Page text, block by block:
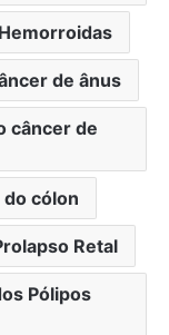
de ânus
câncer de
cólon
Retal
Pólipos